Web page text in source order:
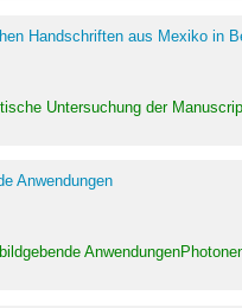
Handschriften aus Mexiko in
Untersuchung der
Anwendungen